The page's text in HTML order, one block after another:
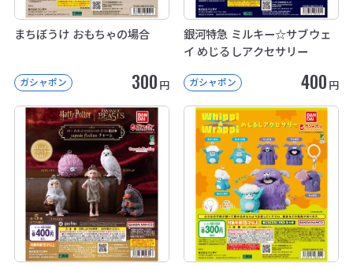
まちぼうけ おもちゃの場合
ガシャポン 300 円
銀河特急 ミルキー☆サブウェ
イ めじるしアクセサリー
ガシャポン 400 円